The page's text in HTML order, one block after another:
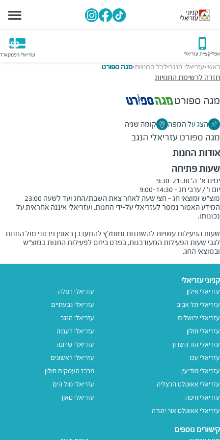
אפליקציית עזריאלי עזריאלי גיפטקארד
ראשי>עזריאלי הנגב>לכל החנויות>מגה ספורט
חזרה לרשימת החנויות
מגה ספורט
הצג על המפה קומה שניה
מגה ספורט עזריאלי הנגב
אודות החנות
שעות פתיחה
מוצ"ש ומוצאי חג - חצי שעה לאחר צאת השבת/החג ועד לשעה 23:00
המידע האמור נמסר לעזריאלי על-ידי החנות, ועזריאלי איננה אחראית על
שעות הפעילות עשויות להשתנות ומומלץ להתעדכן באופן פרטני מול החנות
לגבי שעות הפעילות המעודכנות, בפרט ביחס לפעילות החנות במוצ"ש
ובמוצאי החג.
קניוני עזריאלי
עזריאלי אילון
עזריאלי תל אביב
עזריאלי ירושלים
עזריאלי חולון
עזריאלי הוד השרון
עזריאלי עכו
עזריאלי מודיעין
עזריאלי אאוטלט הרצליה
עזריאלי חיפה
עזריאלי אאוטלט אור יהודה
עזריאלי רמלה
עזריאלי גבעתיים
עזריאלי הנגב
עזריאלי רעננה
עזריאלי שרונה
עזריאלי ראשונים
מרכז העסקים חולון
עזריאלי מול הים
עזריאלי טאון
קישורים נוספים